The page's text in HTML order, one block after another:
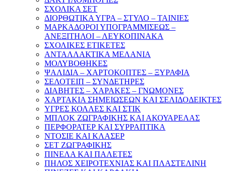
ΣΧΟΛΙΚΑ ΣΕΤ
ΔΙΟΡΘΩΤΙΚΑ ΥΓΡΑ – ΣΤΥΛΟ – ΤΑΙΝΙΕΣ
ΜΑΡΚΑΔΟΡΟΙ ΥΠΟΓΡΑΜΜΙΣΕΩΣ –
ΑΝΕΞΙΤΗΛΟΙ – ΛΕΥΚΟΠΙΝΑΚΑ
ΣΧΟΛΙΚΕΣ ΕΤΙΚΕΤΕΣ
ΑΝΤΑΛΛΑΚΤΙΚΑ ΜΕΛΑΝΙΑ
ΜΟΛΥΒΟΘΗΚΕΣ
ΨΑΛΙΔΙΑ – ΧΑΡΤΟΚΟΠΤΕΣ – ΞΥΡΑΦΙΑ
ΣΕΛΟΤΕΙΠ – ΣΥΝΔΕΤΗΡΕΣ
ΔΙΑΒΗΤΕΣ – ΧΑΡΑΚΕΣ – ΓΝΩΜΟΝΕΣ
ΧΑΡΤΑΚΙΑ ΣΗΜΕΙΩΣΕΩΝ ΚΑΙ ΣΕΛΙΔΟΔΕΙΚΤΕΣ
ΥΓΡΕΣ ΚΟΛΛΕΣ ΚΑΙ ΣΤΙΚ
ΜΠΛΟΚ ΖΩΓΡΑΦΙΚΗΣ ΚΑΙ ΑΚΟΥΑΡΕΛΑΣ
ΠΕΡΦΟΡΑΤΕΡ ΚΑΙ ΣΥΡΡΑΠΤΙΚΑ
ΝΤΟΣΙΕ ΚΑΙ ΚΛΑΣΕΡ
ΣΕΤ ΖΩΓΡΑΦΙΚΗΣ
ΠΙΝΕΛΑ ΚΑΙ ΠΑΛΕΤΕΣ
ΠΗΛΟΣ ΧΕΙΡΟΤΕΧΝΙΑΣ ΚΑΙ ΠΛΑΣΤΕΛΙΝΗ